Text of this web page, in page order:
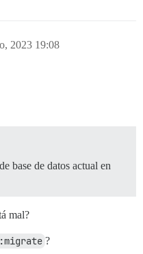
2023 19:08
base de datos actual en
mal?
?